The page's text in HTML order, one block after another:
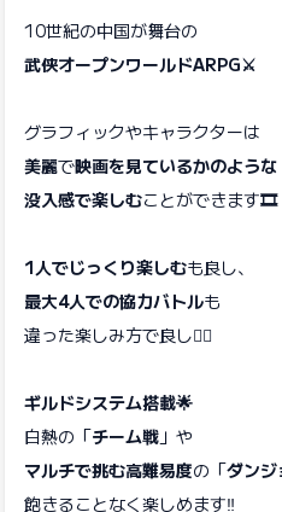
10世紀の中国が舞台の
武侠オープンワールドARPG⚔️
グラフィックやキャラクターは
美麗で映画を見ているかのような
没入感で楽しむことができます🎞️
1人でじっくり楽しむも良し、
最大4人での協力バトルも
違った楽しみ方で良し🙆‍♀️
ギルドシステム搭載🌟
白熱の「チーム戦 」や
マルチで挑む高難易度の「ダンジ
飽きることなく楽しめます‼️